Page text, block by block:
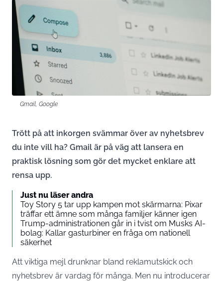
Gmail, Google
Trött på att inkorgen svämmar över av nyhetsbrev
du inte vill ha? Gmail är på väg att lansera en
praktisk lösning som gör det mycket enklare att
rensa upp.
Just nu läser andra
Toy Story 5 tar upp kampen mot skärmarna: Pixar
träffar ett ämne som många familjer känner igen
Trump-administrationen går in i tvist om Musks AI-
bolag: Kallar gasturbiner en fråga om nationell
säkerhet
Att viktiga mejl drunknar bland reklamutskick och
nyhetsbrev är vardag för många. Men nu introducerar